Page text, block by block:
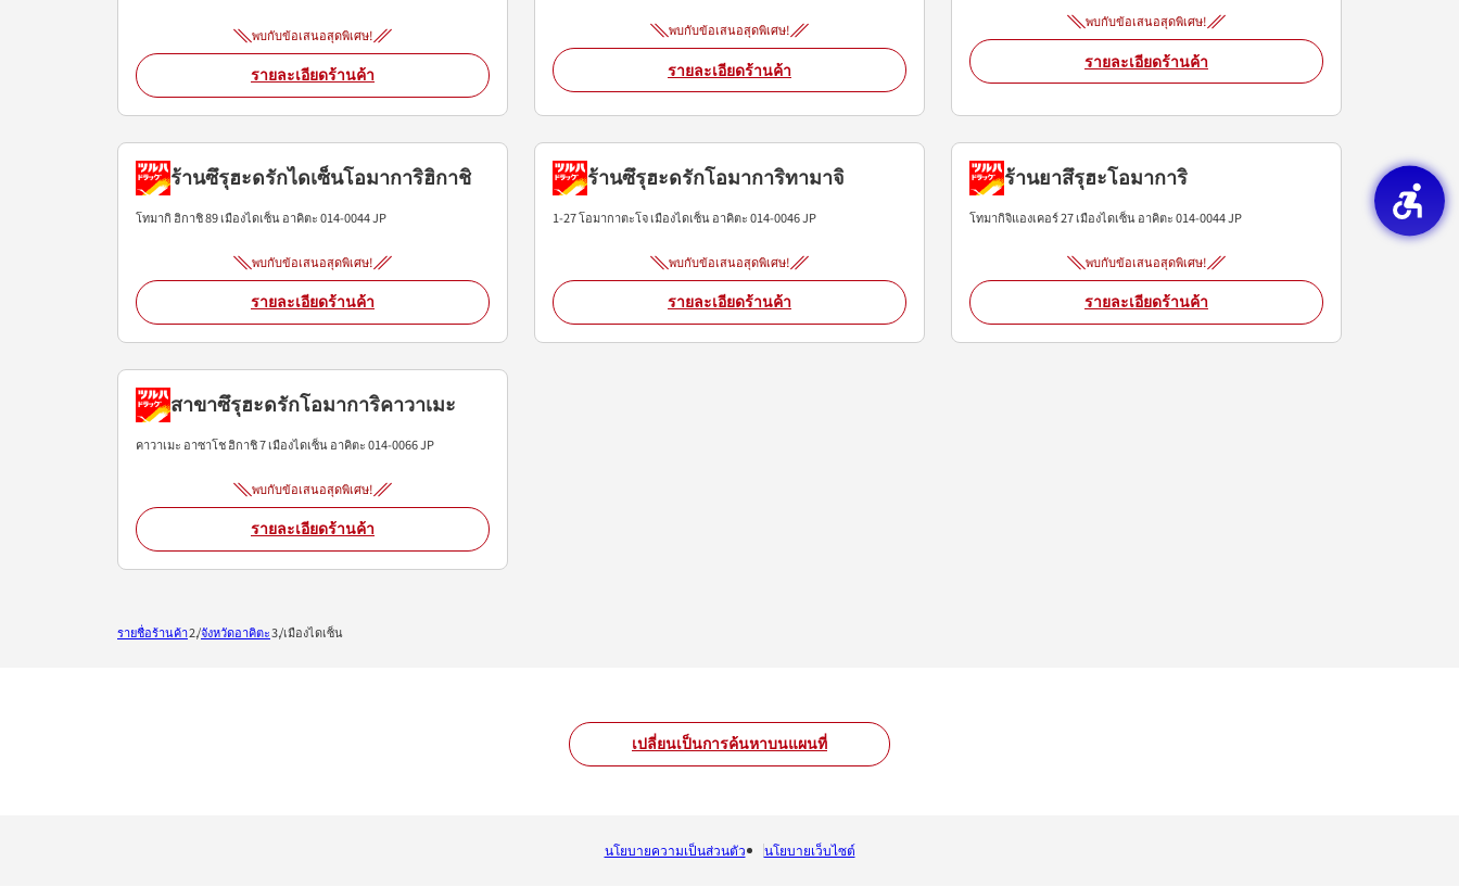
พบกับข้อเสนอสุดพิเศษ!
รายละเอียดร้านค้า
พบกับข้อเสนอสุดพิเศษ!
รายละเอียดร้านค้า
พบกับข้อเสนอสุดพิเศษ!
รายละเอียดร้านค้า
ร้านซึรุฮะดรักไดเซ็นโอมาการิฮิกาชิ
โทมากิ ฮิกาชิ 89เมืองไดเซ็นอาคิตะ014-0044JP
พบกับข้อเสนอสุดพิเศษ!
รายละเอียดร้านค้า
ร้านซึรุฮะดรักโอมาการิทามาจิ
1-27 โอมากาตะโจเมืองไดเซ็นอาคิตะ014-0046JP
พบกับข้อเสนอสุดพิเศษ!
รายละเอียดร้านค้า
ร้านยาสึรุฮะโอมาการิ
โทมากิจิแองเคอร์ 27เมืองไดเซ็นอาคิตะ014-0044JP
พบกับข้อเสนอสุดพิเศษ!
รายละเอียดร้านค้า
สาขาซึรุฮะดรักโอมาการิคาวาเมะ
คาวาเมะ อาซาโช ฮิกาชิ 7เมืองไดเซ็นอาคิตะ014-0066JP
พบกับข้อเสนอสุดพิเศษ!
รายละเอียดร้านค้า
เปลี่ยนเป็นการค้นหาบนแผนที่
รายชื่อร้านค้า จังหวัดอาคิตะ เมืองไดเซ็น
นโยบายความเป็นส่วนตัว นโยบายเว็บไซต์